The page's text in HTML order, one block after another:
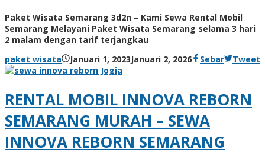
Paket Wisata Semarang 3d2n – Kami Sewa Rental Mobil
Semarang Melayani Paket Wisata Semarang selama 3 hari
2 malam dengan tarif terjangkau
paket wisata
Januari 1, 2023Januari 2, 2026 Sebar Tweet
RENTAL MOBIL INNOVA REBORN
SEMARANG MURAH – SEWA
INNOVA REBORN SEMARANG